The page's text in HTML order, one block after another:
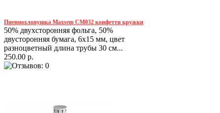
Пневмохлопушка Maxsem CM032 конфетти кружки
50% двухсторонняя фольга, 50%
двусторонняя бумага, 6х15 мм, цвет
разноцветный длина трубы 30 см...
250.00 р.